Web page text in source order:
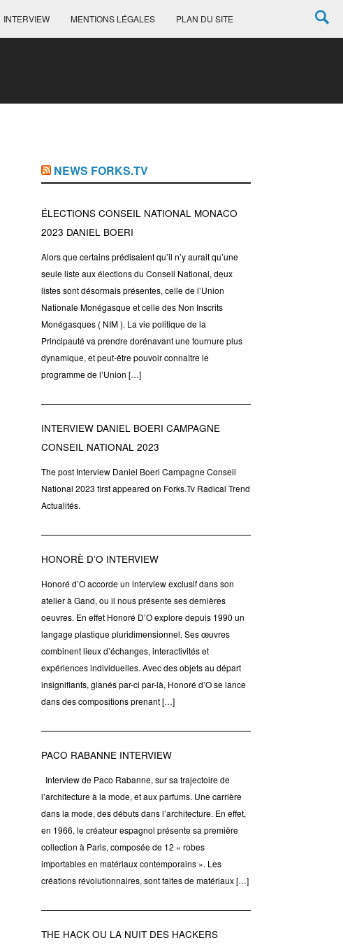
INTERVIEW MENTIONS LÉGALES PLAN DU SITE
NEWS FORKS.TV
ÉLECTIONS CONSEIL NATIONAL MONACO
2023 DANIEL BOERI
Alors que certains prédisaient qu’il n’y aurait qu’une
seule liste aux élections du Conseil National, deux
listes sont désormais présentes, celle de l’Union
Nationale Monégasque et celle des Non Inscrits
Monégasques ( NIM ). La vie politique de la
Principauté va prendre dorénavant une tournure plus
dynamique, et peut-être pouvoir connaître le
programme de l’Union […]
INTERVIEW DANIEL BOERI CAMPAGNE
CONSEIL NATIONAL 2023
The post Interview Daniel Boeri Campagne Conseil
National 2023 first appeared on Forks.Tv Radical Trend
Actualités.
HONORÈ D’O INTERVIEW
Honoré d’O accorde un interview exclusif dans son
atelier à Gand, ou il nous présente ses dernières
oeuvres. En effet Honoré D’O explore depuis 1990 un
langage plastique pluridimensionnel. Ses œuvres
combinent lieux d’échanges, interactivités et
expériences individuelles. Avec des objets au départ
insignifiants, glanés par-ci par-là, Honoré d’O se lance
dans des compositions prenant […]
PACO RABANNE INTERVIEW
Interview de Paco Rabanne, sur sa trajectoire de
l’architecture à la mode, et aux parfums. Une carrière
dans la mode, des débuts dans l’architecture. En effet,
en 1966, le créateur espagnol présente sa première
collection à Paris, composée de 12 « robes
importables en matériaux contemporains ». Les
créations révolutionnaires, sont faites de matériaux […]
THE HACK OU LA NUIT DES HACKERS